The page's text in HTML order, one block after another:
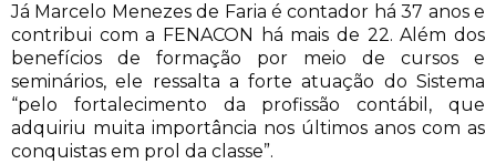
Já Marcelo Menezes de Faria é contador há 37 anos e
contribui com a FENACON há mais de 22. Além dos
benefícios de formação por meio de cursos e
seminários, ele ressalta a forte atuação do Sistema
“pelo fortalecimento da profissão contábil, que
adquiriu muita importância nos últimos anos com as
conquistas em prol da classe”.